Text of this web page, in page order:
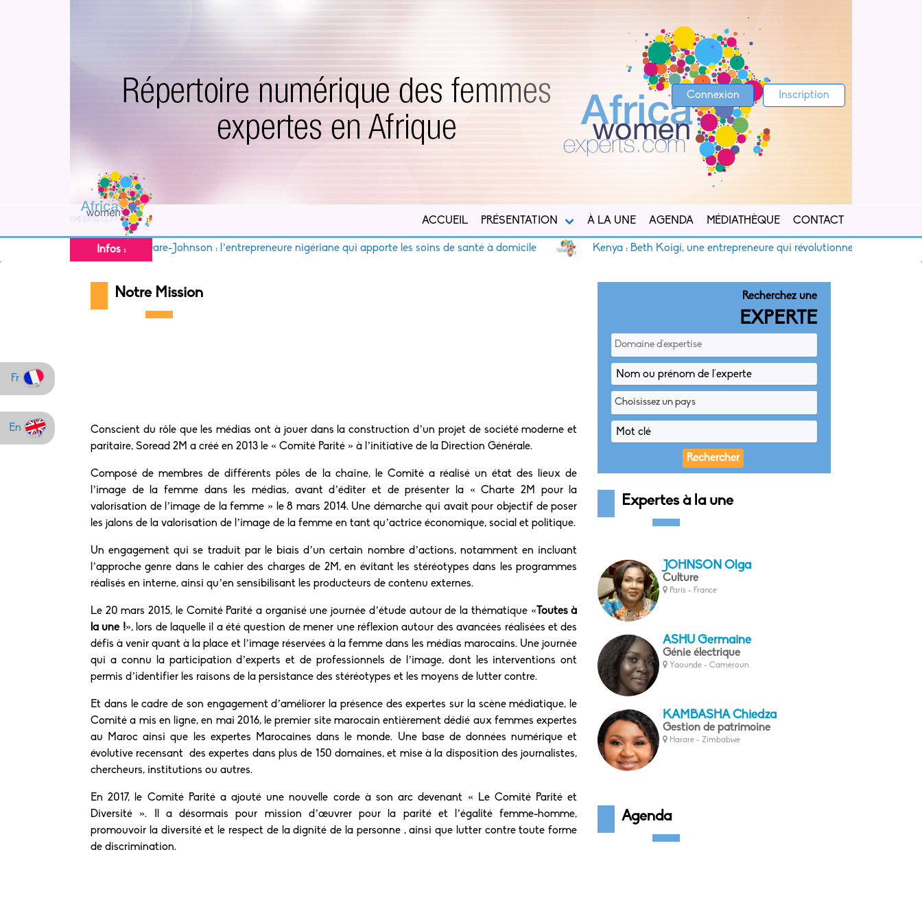
Fr
En
Connexion Inscription
ACCUEIL PRÉSENTATION À LA UNE AGENDA MÉDIATHÈQUE CONTACT
Infos :
Ifeoluwa Dare-Johnson : l’entrepreneure nigériane qui apporte les soins de santé à domicile Kenya : Beth Koigi, une entrepreneure qui révolutionne l’accès à l’eau
Notre Mission
Conscient du rôle que les médias ont à jouer dans la construction d’un projet de société moderne et
paritaire, Soread 2M a créé en 2013 le « Comité Parité » à l’initiative de la Direction Générale.
Composé de membres de différents pôles de la chaîne, le Comité a réalisé un état des lieux de
l’image de la femme dans les médias, avant d’éditer et de présenter la « Charte 2M pour la
valorisation de l’image de la femme » le 8 mars 2014. Une démarche qui avait pour objectif de poser
les jalons de la valorisation de l’image de la femme en tant qu’actrice économique, social et politique.
Un engagement qui se traduit par le biais d’un certain nombre d’actions, notamment en incluant
l’approche genre dans le cahier des charges de 2M, en évitant les stéréotypes dans les programmes
réalisés en interne, ainsi qu’en sensibilisant les producteurs de contenu externes.
Le 20 mars 2015, le Comité Parité a organisé une journée d’étude autour de la thématique « Toutes à
la une !», lors de laquelle il a été question de mener une réflexion autour des avancées réalisées et des
défis à venir quant à la place et l’image réservées à la femme dans les médias marocains. Une journée
qui a connu la participation d’experts et de professionnels de l’image, dont les interventions ont
permis d’identifier les raisons de la persistance des stéréotypes et les moyens de lutter contre.
Et dans le cadre de son engagement d’améliorer la présence des expertes sur la scène médiatique, le
Comité a mis en ligne, en mai 2016, le premier site marocain entièrement dédié aux femmes expertes
au Maroc ainsi que les expertes Marocaines dans le monde. Une base de données numérique et
évolutive recensant des expertes dans plus de 150 domaines, et mise à la disposition des journalistes,
chercheurs, institutions ou autres.
En 2017, le Comité Parité a ajouté une nouvelle corde à son arc devenant « Le Comité Parité et
Diversité ». Il a désormais pour mission d’œuvrer pour la parité et l’égalité femme-homme,
promouvoir la diversité et le respect de la dignité de la personne , ainsi que lutter contre toute forme
de discrimination.
Recherchez une
EXPERTE
Domaine d'expertise
Choisissez un pays
Expertes à la une
JOHNSON Olga
Culture
Paris - France
ASHU Germaine
Génie électrique
Yaounde - Cameroun
KAMBASHA Chiedza
Gestion de patrimoine
Harare - Zimbabwe
Agenda